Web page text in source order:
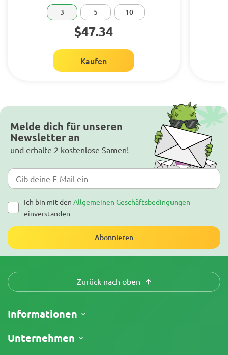
3 5 10
$47.34
Kaufen
Melde dich für unseren
Newsletter an
und erhalte 2 kostenlose Samen!
Ich bin mit den Allgemeinen Geschäftsbedingungen
einverstanden
Abonnieren
Zurück nach oben
Informationen
Versand
Unternehmen